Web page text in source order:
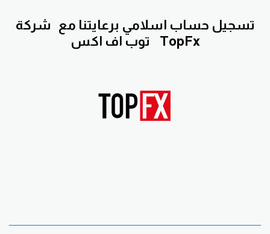
تسجيل حساب اسلامي برعايتنا مع شركة
TopFx